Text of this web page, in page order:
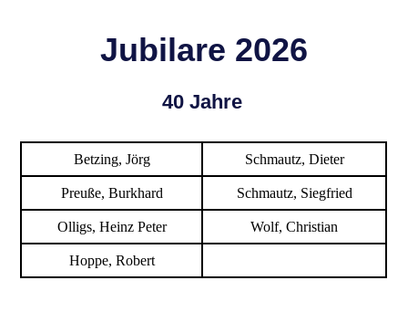
Jubilare 2026
40 Jahre
Betzing, Jörg Schmautz, Dieter
Preuße, Burkhard Schmautz, Siegfried
Olligs, Heinz Peter Wolf, Christian
Hoppe, Robert